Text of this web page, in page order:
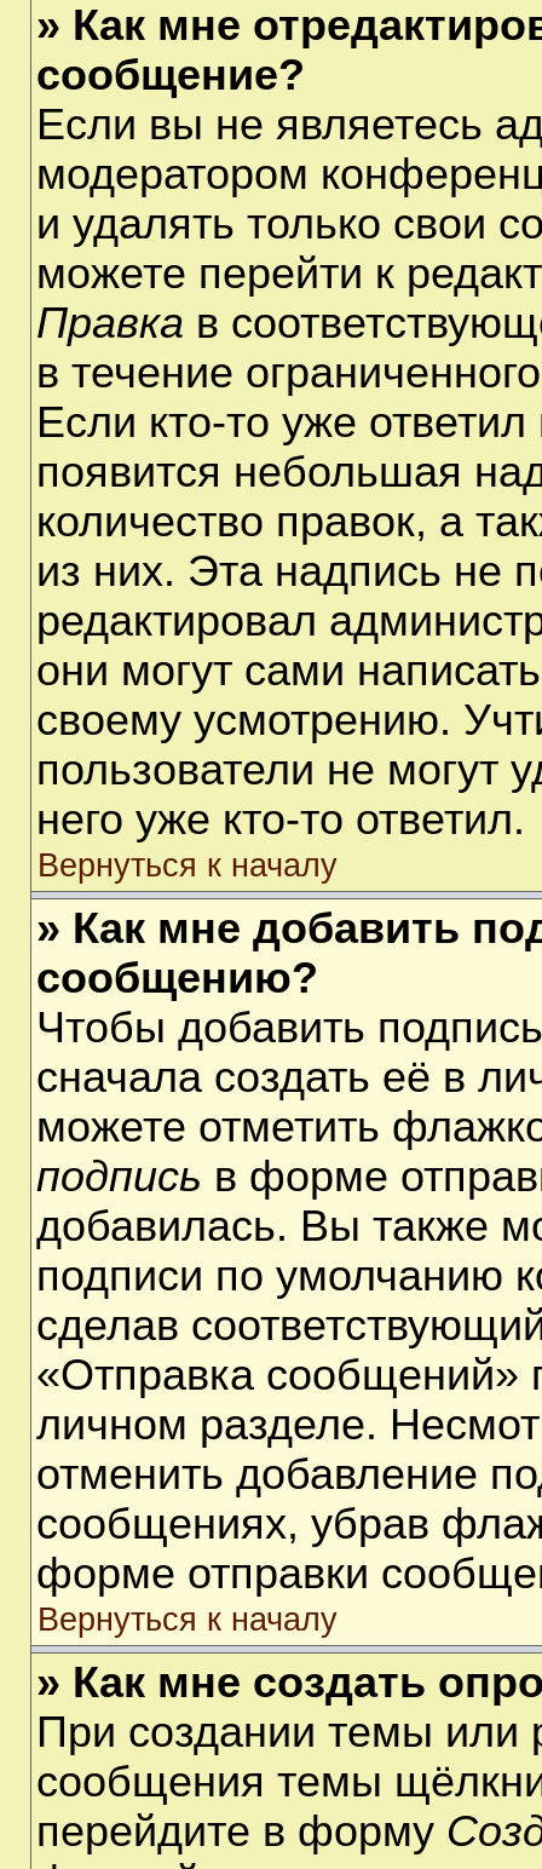
» Как мне
сообщение?
Если вы не являетесь
модератором
и удалять только свои
можете перейти к
Правка в
в течение
Если кто-то уже
появится небольшая
количество правок, а
из них. Эта надпись не
редактировал
они могут сами
своему усмотрению.
пользователи не могут
него уже кто-то ответил.
Вернуться к началу
» Как мне добавить
сообщению?
Чтобы добавить
сначала создать её в
можете отметить
подпись в форме
добавилась. Вы также
подписи по умолчанию
сделав
«Отправка сообщений»
личном разделе.
отменить добавление
сообщениях, убрав
форме отправки
Вернуться к началу
» Как мне создать
При создании темы или
сообщения темы
перейдите в форму